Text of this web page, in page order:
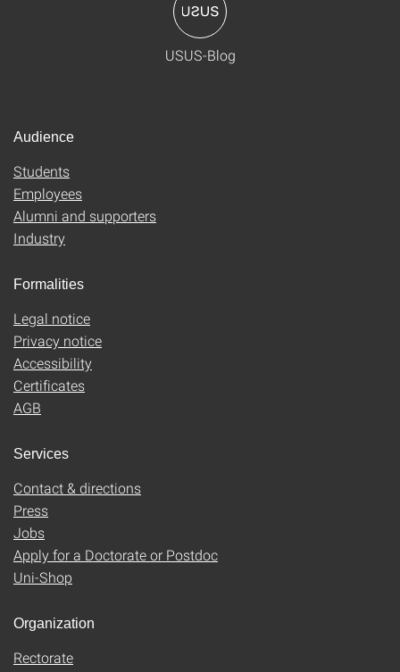
USUS-Blog
Audience
Students
Employees
Alumni and supporters
Industry
Formalities
Legal notice
Privacy notice
Accessibility
Certificates
AGB
Services
Contact & directions
Press
Jobs
Apply for a Doctorate or Postdoc
Uni-Shop
Organization
Rectorate